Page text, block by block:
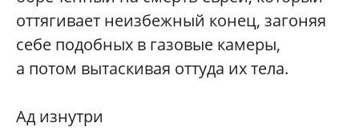
оттягивает неизбежный конец, загоняя
себе подобных в газовые камеры,
а потом вытаскивая оттуда их тела.
Ад изнутри